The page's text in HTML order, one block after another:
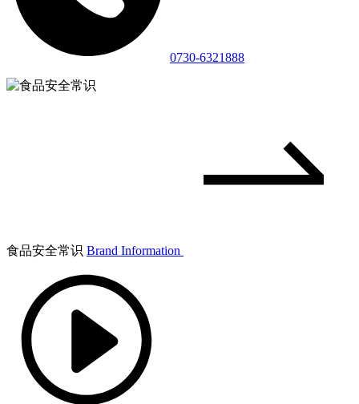
0730-6321888
食品安全常识 Brand Information